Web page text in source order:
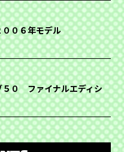
０６年モデル
０ ファイナルエディシ